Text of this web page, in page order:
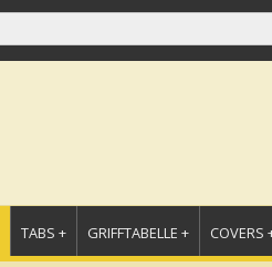
TABS + GRIFFTABELLE + COVERS